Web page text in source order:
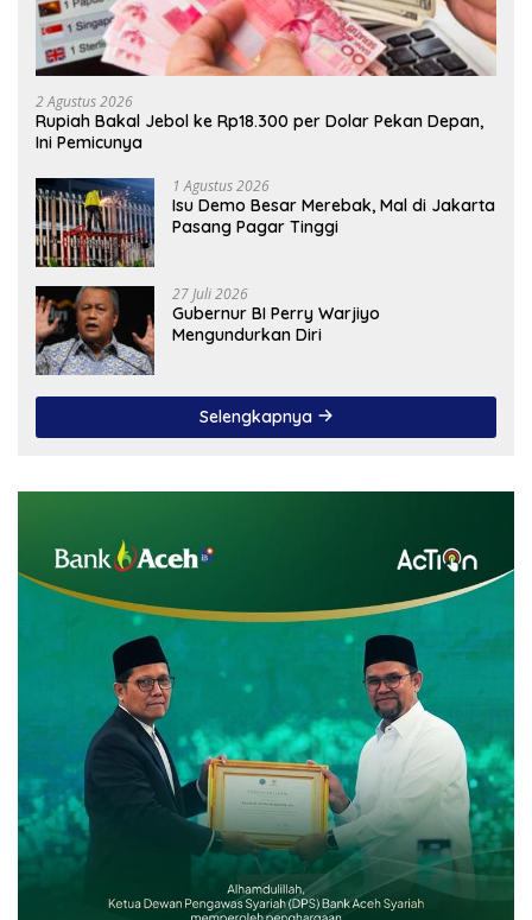
2 Agustus 2026
Rupiah Bakal Jebol ke Rp18.300 per Dolar Pekan Depan,
Ini Pemicunya
1 Agustus 2026
Isu Demo Besar Merebak, Mal di Jakarta
Pasang Pagar Tinggi
27 Juli 2026
Gubernur BI Perry Warjiyo
Mengundurkan Diri
Selengkapnya